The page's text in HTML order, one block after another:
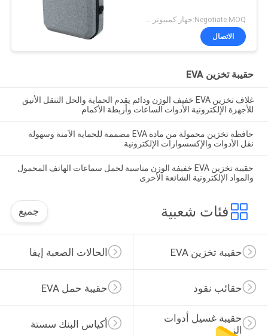
Negotiate MOQ:جهاز كمبيوتر شخصى 1000
الاتصال
حقيبة تخزين EVA
غلاف تخزين EVA خفيف الوزن ودائم يقدم الحماية والحل التنقل الأنيق
للأجهزة الإلكترونية الأدوات الساعات وأربطة الأكمام
حافظة تخزين محمولة من مادة EVA مصممة للحماية الآمنة وسهولة
نقل الأدوات والإكسسوارات الإلكترونية
حقيبة تخزين EVA خفيفة الوزن مناسبة لحمل سماعات الهاتف المحمول
والمواد الإلكترونية الشائعة الأخرى
فئات شعبية جميع
الحالات الصعبة إيفا حقيبة تخزين EVA
حقيبة حمل EVA حقائب نقود
أكياس البنك سستة
حقيبة غسيل أدوات
الزينة